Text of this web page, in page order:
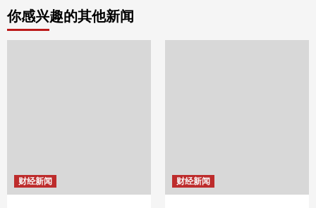
你感兴趣的其他新闻
财经新闻 财经新闻